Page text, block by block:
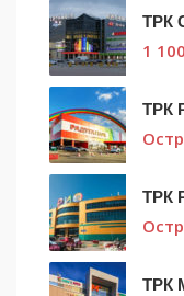
ТРК
1 100
ТРК
ТРК
ТРК